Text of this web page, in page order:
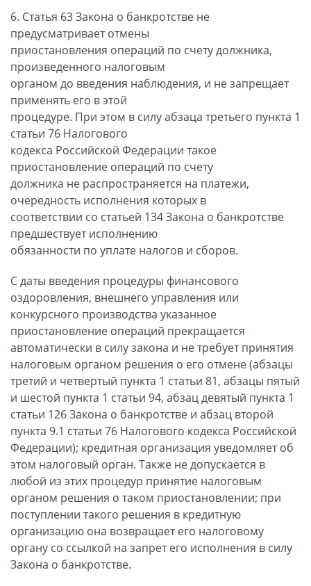
6. Статья 63 Закона о банкротстве не
предусматривает отмены
приостановления операций по счету должника,
произведенного налоговым
органом до введения наблюдения, и не запрещает
применять его в этой
процедуре. При этом в силу абзаца третьего пункта 1
статьи 76 Налогового
кодекса Российской Федерации такое
приостановление операций по счету
должника не распространяется на платежи,
очередность исполнения которых в
соответствии со статьей 134 Закона о банкротстве
предшествует исполнению
обязанности по уплате налогов и сборов.
С даты введения процедуры финансового
оздоровления, внешнего управления или
конкурсного производства указанное
приостановление операций прекращается
автоматически в силу закона и не требует принятия
налоговым органом решения о его отмене (абзацы
третий и четвертый пункта 1 статьи 81, абзацы пятый
и шестой пункта 1 статьи 94, абзац девятый пункта 1
статьи 126 Закона о банкротстве и абзац второй
пункта 9.1 статьи 76 Налогового кодекса Российской
Федерации); кредитная организация уведомляет об
этом налоговый орган. Также не допускается в
любой из этих процедур принятие налоговым
органом решения о таком приостановлении; при
поступлении такого решения в кредитную
организацию она возвращает его налоговому
органу со ссылкой на запрет его исполнения в силу
Закона о банкротстве.